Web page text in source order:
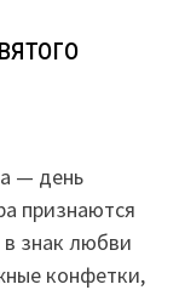
— день
признаются
в знак любви
конфетки,